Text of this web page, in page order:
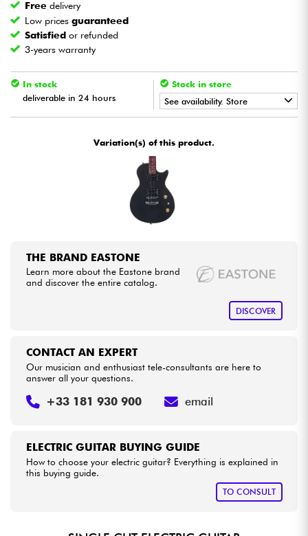
Wind
Kids
Cables & Access.
Free delivery
Low pricesguaranteed
Satisfied or refunded
3-years warranty
In stock
deliverable in 24 hours
Stock in store
See availability. Store
•
• Star
• Star
• Music PARIS
TOULOUSE
Variation(s) of this product.
THE BRAND EASTONE
Learn more about the Eastone brand
and discover the entire catalog.
DISCOVER
ELECTRIC GUITAR BUYING GUIDE
How to choose your electric guitar? Everything is explained in
this buying guide.
TO CONSULT
CONTACT AN EXPERT
Our musician and enthusiast tele-consultants are here to
answer all your questions.
+33 181 930 900 email